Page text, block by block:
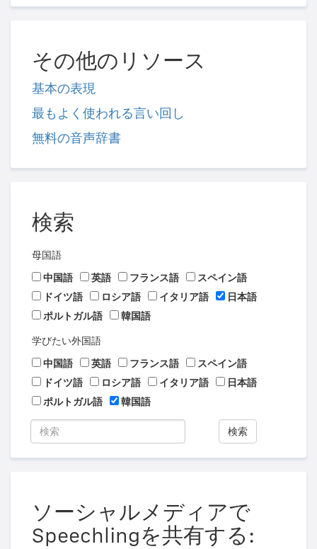
その他のリソース
基本の表現
最もよく使われる言い回し
無料の音声辞書
検索
母国語
中国語
英語 フランス語
スペイン語
ドイツ語
ロシア語 イタリア語
日本語
ポルトガル語
韓国語
学びたい外国語
中国語
英語 フランス語
スペイン語
ドイツ語
ロシア語 イタリア語
日本語
ポルトガル語
韓国語
検索
ソーシャルメディアで
Speechlingを共有する: